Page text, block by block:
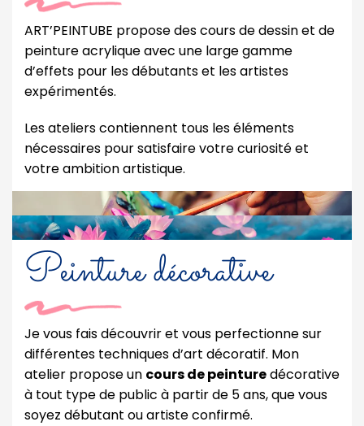
ART’PEINTUBE propose des cours de dessin et de
peinture acrylique avec une large gamme
d’effets pour les débutants et les artistes
expérimentés.
Les ateliers contiennent tous les éléments
nécessaires pour satisfaire votre curiosité et
votre ambition artistique.
Peinture décorative
Je vous fais découvrir et vous perfectionne sur
différentes techniques d’art décoratif. Mon
atelier propose un cours de peinturedécorative
à tout type de public à partir de 5 ans, que vous
soyez débutant ou artiste confirmé.